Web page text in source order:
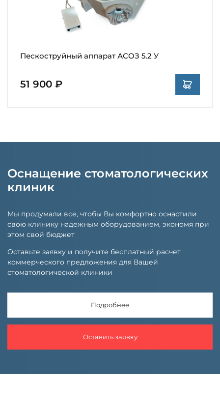
Пескоструйный аппарат АСОЗ 5.2 У
51 900 ₽
Оснащение стоматологических
клиник
Мы продумали все, чтобы Вы комфортно оснастили
свою клинику надежным оборудованием, экономя при
этом свой бюджет
Оставьте заявку и получите бесплатный расчет
коммерческого предложения для Вашей
стоматологической клиники
Подробнее
Оставить заявку